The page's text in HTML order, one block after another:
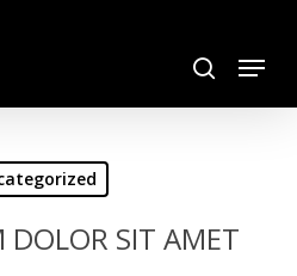
Menu
DOLOR SIT AMET
Close
Menu